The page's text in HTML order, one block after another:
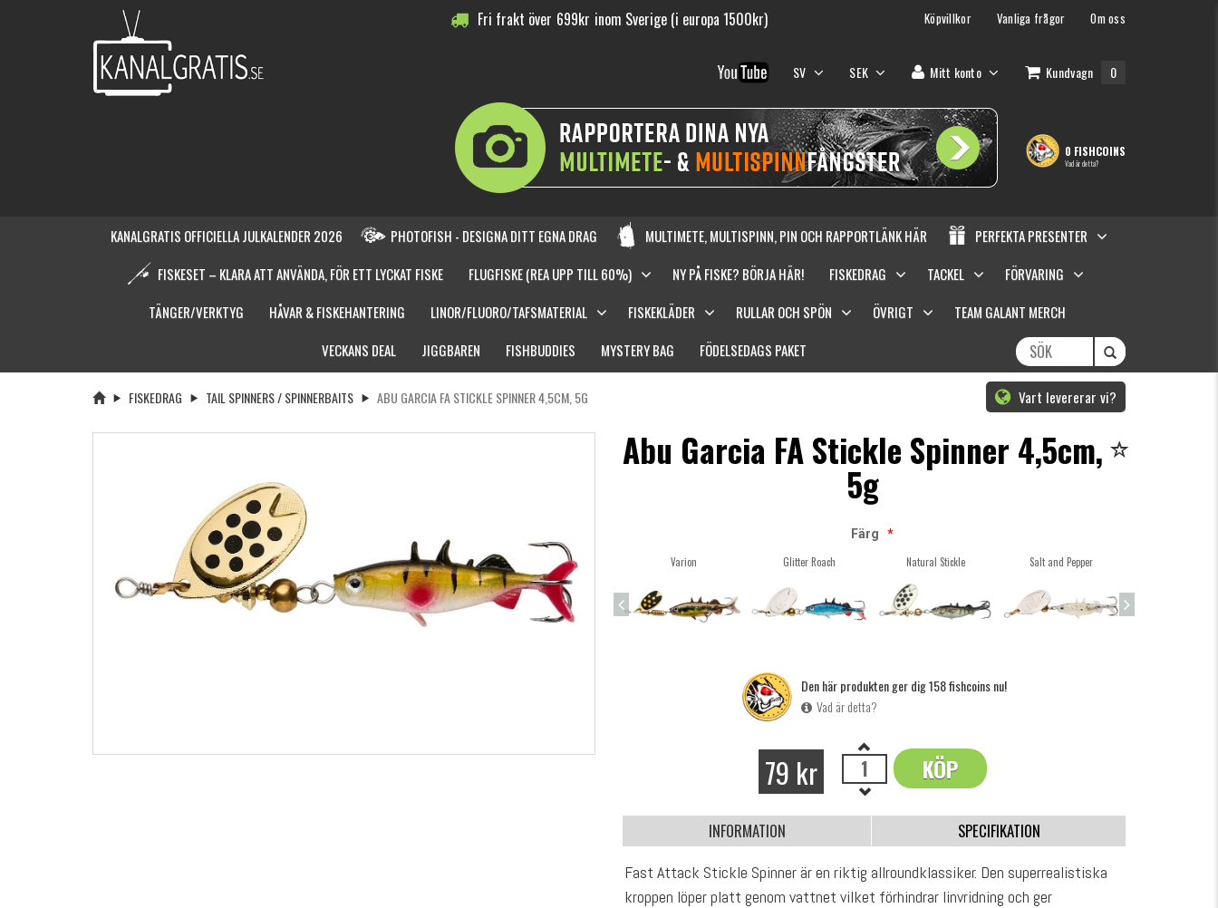
Fri frakt över 699kr inom Sverige (i europa 1500kr) Köpvillkor Vanliga frågor Om oss
SV SEK Mitt konto Kundvagn 0
0 FISHCOINS
Vad är detta?
KANALGRATIS OFFICIELLA JULKALENDER 2026 PHOTOFISH - DESIGNA DITT EGNA DRAG MULTIMETE, MULTISPINN, PIN OCH RAPPORTLÄNK HÄR
PERFEKTA PRESENTER
FISKESET – KLARA ATT ANVÄNDA, FÖR ETT LYCKAT FISKE
FLUGFISKE (REA UPP TILL 60%) NY PÅ FISKE? BÖRJA HÄR! FISKEDRAG TACKEL
FÖRVARING
TÄNGER/VERKTYG
HÅVAR & FISKEHANTERING LINOR/FLUORO/TAFSMATERIAL FISKEKLÄDER RULLAR OCH SPÖN ÖVRIGT
TEAM GALANT MERCH
VECKANS DEAL
JIGGBAREN FISHBUDDIES MYSTERY BAG FÖDELSEDAGS PAKET
FISKEDRAG TAIL SPINNERS / SPINNERBAITS ABU GARCIA FA STICKLE SPINNER 4,5CM, 5G Vart levererar vi?
Abu Garcia FA Stickle Spinner 4,5cm,
5g
Färg
*
Varion
Glitter Roach Natural Stickle Salt and Pepper
Den här produkten ger dig 158 fishcoins nu!
Vad är detta?
79 kr KÖP
OK
INFORMATION SPECIFIKATION
Fast Attack Stickle Spinner är en riktig allroundklassiker. Den superrealistiska
kroppen löper platt genom vattnet vilket förhindrar linvridning och ger